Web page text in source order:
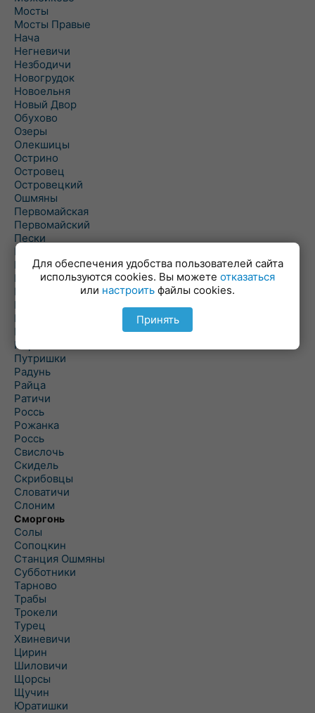
Мосты
Мосты Правые
Нача
Негневичи
Незбодичи
Новогрудок
Новоельня
Новый Двор
Обухово
Озеры
Олекшицы
Острино
Островец
Островецкий
Ошмяны
Первомайская
Первомайский
Пески
Петревичи
Погородно
Пограничный
Подлабенье
Подольцы
Подороск
Поречье
Порозово
Путришки
Радунь
Райца
Ратичи
Роcсь
Рожанка
Россь
Свислочь
Скидель
Скрибовцы
Словатичи
Слоним
Сморгонь
Солы
Сопоцкин
Станция Ошмяны
Субботники
Тарново
Трабы
Трокели
Турец
Хвиневичи
Цирин
Шиловичи
Щорсы
Щучин
Юратишки
Для обеспечения удобства пользователей сайта
используются cookies. Вы можете отказаться
или настроить файлы cookies.
Принять